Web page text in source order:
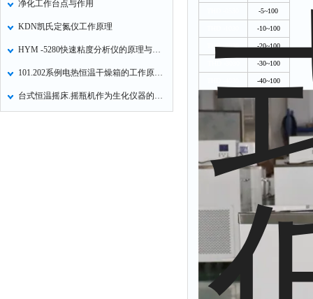
净化工作台点与作用
KDN凯氏定氮仪工作原理
HYM -5280快速粘度分析仪的原理与特点
101.202系例电热恒温干燥箱的工作原理和使用方法
台式恒温摇床.摇瓶机作为生化仪器的使用说明
-5~100
-10~100
THD -2030 -20~100
-30~100
-40~100